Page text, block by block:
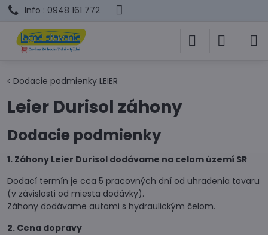
Info : 0948 161 772
Dodacie podmienky LEIER
Leier Durisol záhony
Dodacie podmienky
1. Záhony Leier Durisol dodávame na celom území SR
Dodací termín je cca 5 pracovných dní od uhradenia tovaru
(v závislosti od miesta dodávky).
Záhony dodávame autami s hydraulickým čelom.
2. Cena dopravy